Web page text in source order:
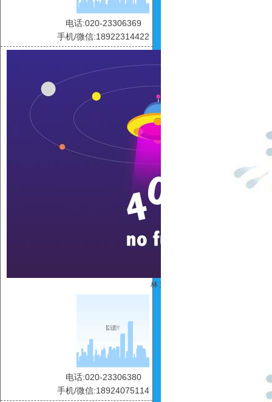
电话:020-23306369
手机/微信:18922314422
林 慧
电话:020-23306380
手机/微信:18924075114